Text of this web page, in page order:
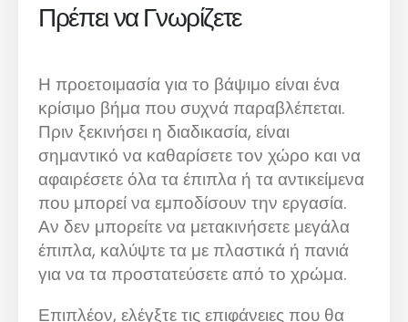
Πρέπει να Γνωρίζετε
Η προετοιμασία για το βάψιμο είναι ένα
κρίσιμο βήμα που συχνά παραβλέπεται.
Πριν ξεκινήσει η διαδικασία, είναι
σημαντικό να καθαρίσετε τον χώρο και να
αφαιρέσετε όλα τα έπιπλα ή τα αντικείμενα
που μπορεί να εμποδίσουν την εργασία.
Αν δεν μπορείτε να μετακινήσετε μεγάλα
έπιπλα, καλύψτε τα με πλαστικά ή πανιά
για να τα προστατεύσετε από το χρώμα.
Επιπλέον, ελέγξτε τις επιφάνειες που θα